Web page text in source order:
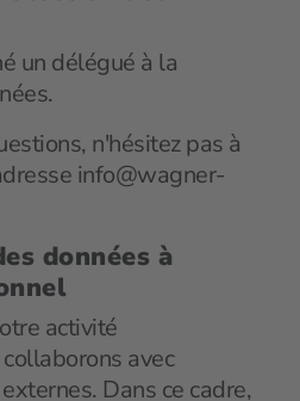
un délégué à la
n'hésitez pas à
info@wagner-
données à
activité
avec
Dans ce cadre,